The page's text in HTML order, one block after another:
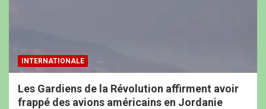
INTERNATIONALE
Les Gardiens de la Révolution affirment avoir
frappé des avions américains en Jordanie